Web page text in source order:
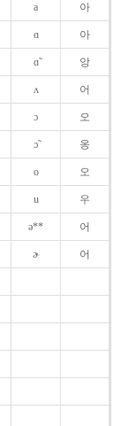
a 아
ɑ 아
ɑ̃ 앙
ʌ 어
ɔ 오
ɔ̃ 옹
o 오
u 우
ə** 어
ɚ 어